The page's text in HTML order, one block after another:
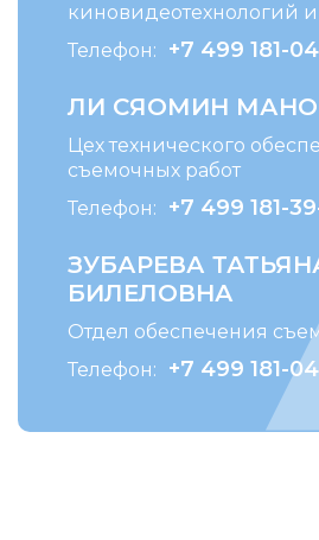
киновидеотехнологий
Телефон:
+7 499 181-
ЛИ СЯОМИН
Цех технического
съемочных работ
Телефон:
+7 499 181-
ЗУБАРЕВА
БИЛЕЛОВНА
Отдел обеспечения
Телефон:
+7 499 181-